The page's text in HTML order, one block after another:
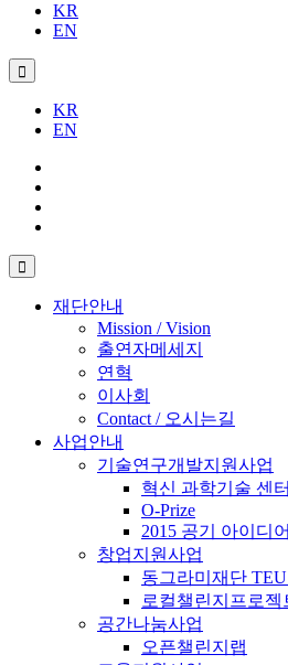
KR
EN
KR
EN
재단안내
Mission / Vision
출연자메세지
연혁
이사회
Contact / 오시는길
사업안내
기술연구개발지원사업
혁신 과학기술 센
O-Prize
2015 공기 아이디
창업지원사업
동그라미재단
로컬챌린지프로젝
공간나눔사업
오픈챌린지랩